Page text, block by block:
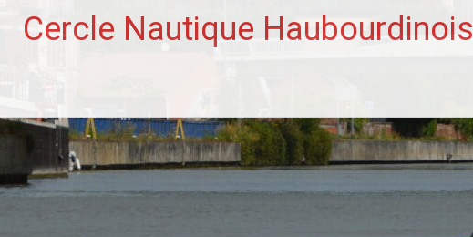
Cercle Nautique Haubourdinois